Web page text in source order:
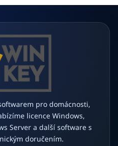
pro domácnosti,
licence Windows,
Server a další software s
doručením.